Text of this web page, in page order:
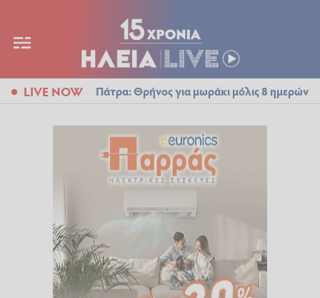
LIVE NOW Πάτρα: Θρήνος για μωράκι μόλις 8 ημερών